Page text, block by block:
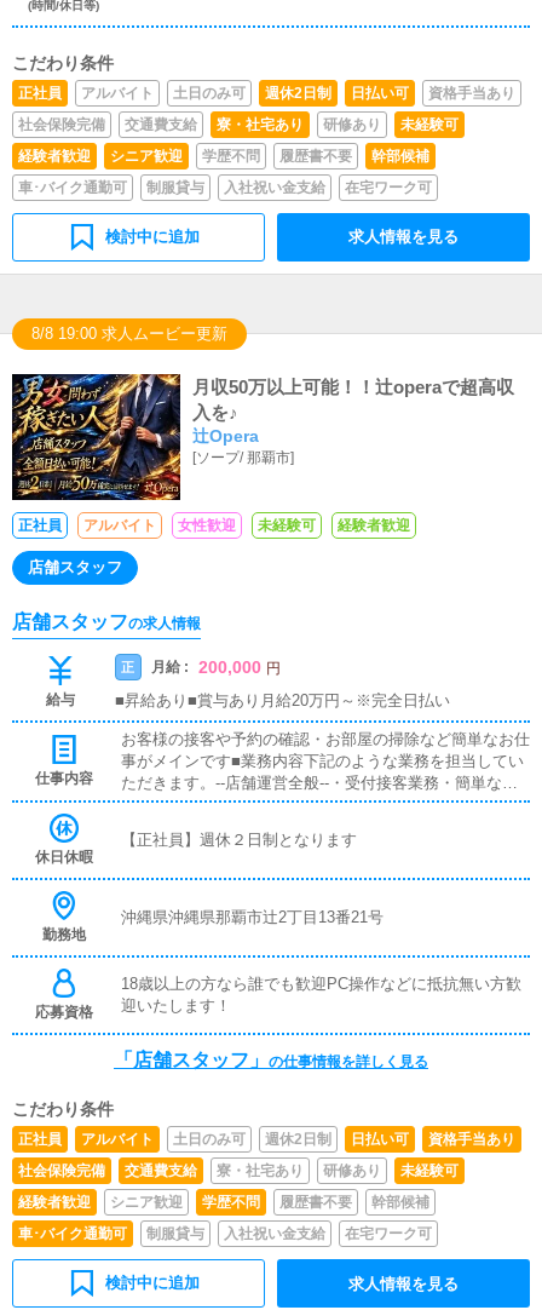
(時間/休日等)
こだわり条件
正社員 アルバイト 土日のみ可 週休2日制 日払い可
資格手当あり
社会保険完備
交通費支給 寮・社宅あり 研修あり
未経験可
経験者歓迎
シニア歓迎 学歴不問 履歴書不要
幹部候補
車･バイク通勤可
制服貸与 入社祝い金支給 在宅ワーク可
検討中に追加 求人情報を見る
8/8 19:00 求人ムービー更新
月収50万以上可能！！辻operaで超高収
入を♪
辻Opera
[ソープ/那覇市]
正社員 アルバイト 女性歓迎 未経験可 経験者歓迎
店舗スタッフ
店舗スタッフの求人情報
給与
正 月給 : 200,000 円
■昇給あり■賞与あり月給20万円～※完全日払い
仕事内容
お客様の接客や予約の確認・お部屋の掃除など簡単なお仕
事がメインです■業務内容下記のような業務を担当してい
ただきます。--店舗運営全般--・受付接客業務・簡単な清
掃業務・簡単な更新業務・社用車での女性キャストの送
えれる内容となっております月日が流れ給与も上がってい
がシッカリ教えますので、興味さえあれば仕事は必ず覚え
そんな喜びもあると思います。
休日休暇
【正社員】週休２日制となります
勤務地
沖縄県沖縄県那覇市辻2丁目13番21号
応募資格
18歳以上の方なら誰でも歓迎PC操作などに抵抗無い方歓
迎いたします！
「店舗スタッフ」 の仕事情報を詳しく見る
こだわり条件
正社員 アルバイト 土日のみ可 週休2日制 日払い可
資格手当あり
社会保険完備
交通費支給 寮・社宅あり 研修あり
未経験可
経験者歓迎
シニア歓迎 学歴不問 履歴書不要
幹部候補
車･バイク通勤可
制服貸与 入社祝い金支給 在宅ワーク可
検討中に追加 求人情報を見る